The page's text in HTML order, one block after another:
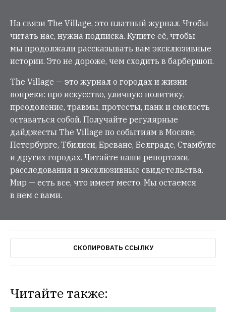
На связи The Village, это платный журнал. Чтобы
читать нас, нужна подписка. Купите её, чтобы
мы продолжали рассказывать вам эксклюзивные
истории. Это не дороже, чем сходить в барбершоп.
The Village — это журнал о городах и жизни
вопреки: про искусство, уличную политику,
преодоление, травмы, протесты, панк и смелость
оставаться собой. Получайте регулярные
дайджесты The Village по событиям в Москве,
Петербурге, Тбилиси, Ереване, Белграде, Стамбуле
и других городах. Читайте наши репортажи,
расследования и эксклюзивные свидетельства.
Мир — есть все, что имеет место. Мы остаемся
в нем с вами.
СКОПИРОВАТЬ ССЫЛКУ
Читайте также: